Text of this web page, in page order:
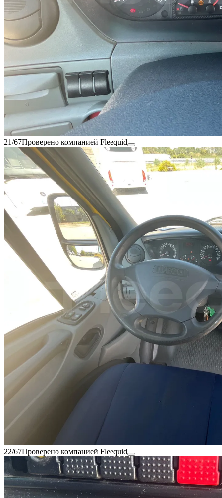
21/67Проверено компанией Fleequid
22/67Проверено компанией Fleequid